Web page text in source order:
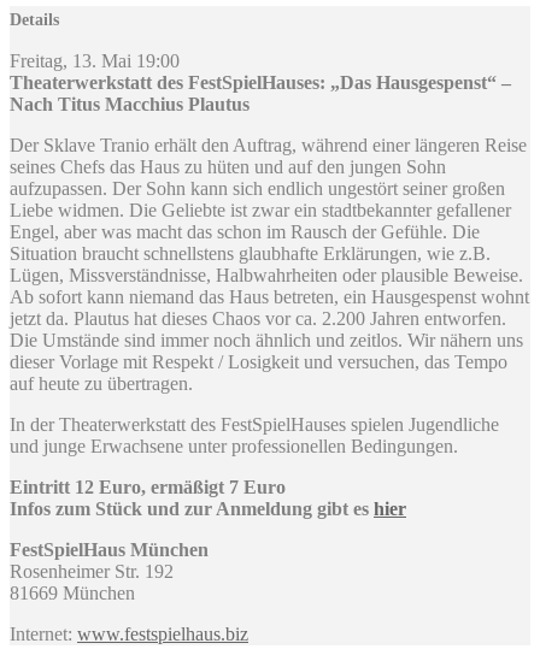
Details
Freitag, 13. Mai 19:00
Theaterwerkstatt des FestSpielHauses: „Das Hausgespenst“ –
Nach Titus Macchius Plautus
Der Sklave Tranio erhält den Auftrag, während einer längeren Reise
seines Chefs das Haus zu hüten und auf den jungen Sohn
aufzupassen. Der Sohn kann sich endlich ungestört seiner großen
Liebe widmen. Die Geliebte ist zwar ein stadtbekannter gefallener
Engel, aber was macht das schon im Rausch der Gefühle. Die
Situation braucht schnellstens glaubhafte Erklärungen, wie z.B.
Lügen, Missverständnisse, Halbwahrheiten oder plausible Beweise.
Ab sofort kann niemand das Haus betreten, ein Hausgespenst wohnt
jetzt da. Plautus hat dieses Chaos vor ca. 2.200 Jahren entworfen.
Die Umstände sind immer noch ähnlich und zeitlos. Wir nähern uns
dieser Vorlage mit Respekt / Losigkeit und versuchen, das Tempo
auf heute zu übertragen.
In der Theaterwerkstatt des FestSpielHauses spielen Jugendliche
und junge Erwachsene unter professionellen Bedingungen.
Eintritt 12 Euro, ermäßigt 7 Euro
Infos zum Stück und zur Anmeldung gibt es hier
FestSpielHaus München
Rosenheimer Str. 192
81669 München
Internet: www.festspielhaus.biz